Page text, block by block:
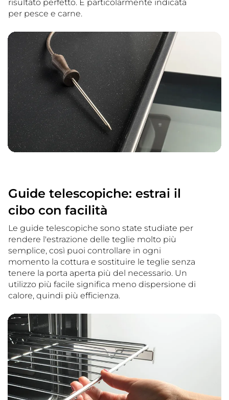
risultato perfetto. È particolarmente indicata
per pesce e carne.
Guide telescopiche: estrai il
cibo con facilità
Le guide telescopiche sono state studiate per
rendere l'estrazione delle teglie molto più
semplice, così puoi controllare in ogni
momento la cottura e sostituire le teglie senza
tenere la porta aperta più del necessario. Un
utilizzo più facile significa meno dispersione di
calore, quindi più efficienza.